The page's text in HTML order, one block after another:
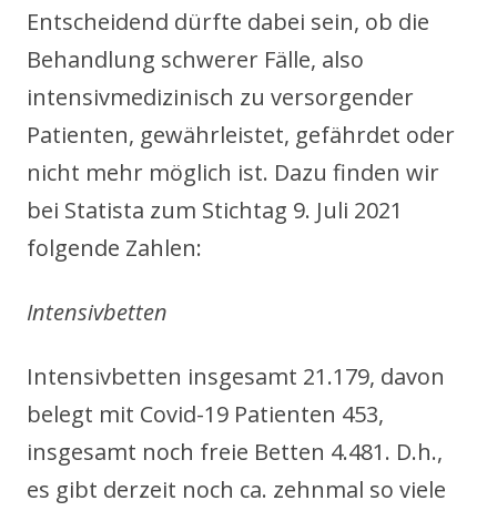
Entscheidend dürfte dabei sein, ob die
Behandlung schwerer Fälle, also
intensivmedizinisch zu versorgender
Patienten, gewährleistet, gefährdet oder
nicht mehr möglich ist. Dazu finden wir
bei Statista zum Stichtag 9. Juli 2021
folgende Zahlen:
Intensivbetten
Intensivbetten insgesamt 21.179, davon
belegt mit Covid-19 Patienten 453,
insgesamt noch freie Betten 4.481. D.h.,
es gibt derzeit noch ca. zehnmal so viele